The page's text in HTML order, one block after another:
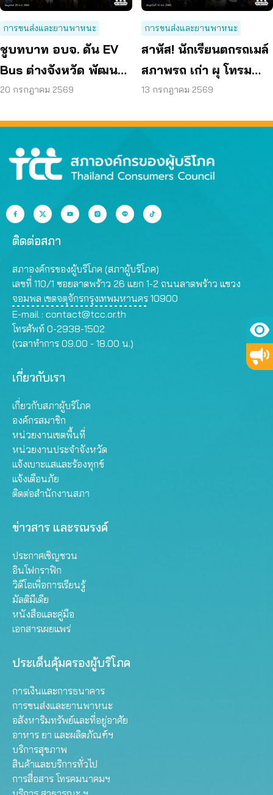
การขนส่งและยานพาหนะ
ชูบทบาท อบจ. ดัน EV
Bus ต่างจังหวัด พัฒนา
ขนส่งสาธารณะไร้รอย
20 กรกฎาคม 2569
การขนส่งและยานพาหนะ
สาหัส! นักเรียนตกรถเมล์
สภาพรถ เก่า ผุ โทรม
ถามหามาตรฐานรถ
13 กรกฎาคม 2569
ติดต่อสภา
สภาองค์กรของผู้บริโภค (สภาผู้บริโภค)
เลขที่ 110/1 ซอยลาดพร้าว 26 แยก 1-2 ถนนลาดพร้าว แขวง
จอมพล เขตจตุจักรกรุงเทพมหานคร 10900
E-mail : contact@tcc.or.th
โทรศัพท์ 0-2938-1502
(เวลาทำการ 09.00 - 18.00 น.)
เกี่ยวกับเรา
เกี่ยวกับสภาผู้บริโภค
องค์กรสมาชิก
หน่วยงานเขตพื้นที่
หน่วยงานประจำจังหวัด
แจ้งเบาะแสและร้องทุกข์
แจ้งเตือนภัย
ติดต่อสำนักงานสภา
ข่าวสาร และรณรงค์
ประกาศเชิญชวน
อินโฟกราฟิก
วิดีโอเพื่อการเรียนรู้
มัลติมีเดีย
หนังสือและคู่มือ
เอกสารเผยแพร่
ประเด็นคุ้มครองผู้บริโภค
การเงินและการธนาคาร
การขนส่งและยานพาหนะ
อสังหาริมทรัพย์และที่อยู่อาศัย
อาหาร ยา และผลิตภัณฑ์ฯ
บริการสุขภาพ
สินค้าและบริการทั่วไป
การสื่อสาร โทรคมนาคมฯ